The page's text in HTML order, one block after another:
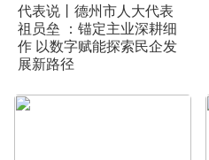
代表说丨德州市人大代表
祖员垒 ：锚定主业深耕细
作 以数字赋能探索民企发
展新路径